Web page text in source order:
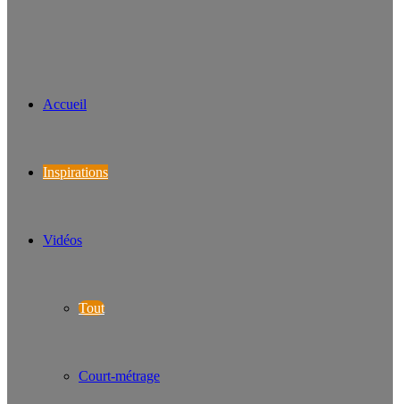
Accueil
Inspirations
Vidéos
Tout
Court-métrage